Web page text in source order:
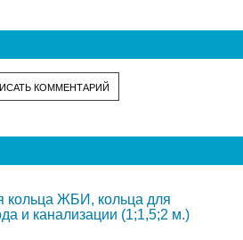
КОММЕНТАРИЙ
кольца ЖБИ, кольца для
и канализации (1;1,5;2 м.)